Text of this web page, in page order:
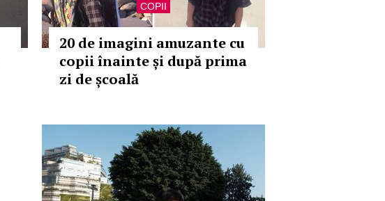
COPII
20 de imagini amuzante cu
copii înainte și după prima
zi de școală